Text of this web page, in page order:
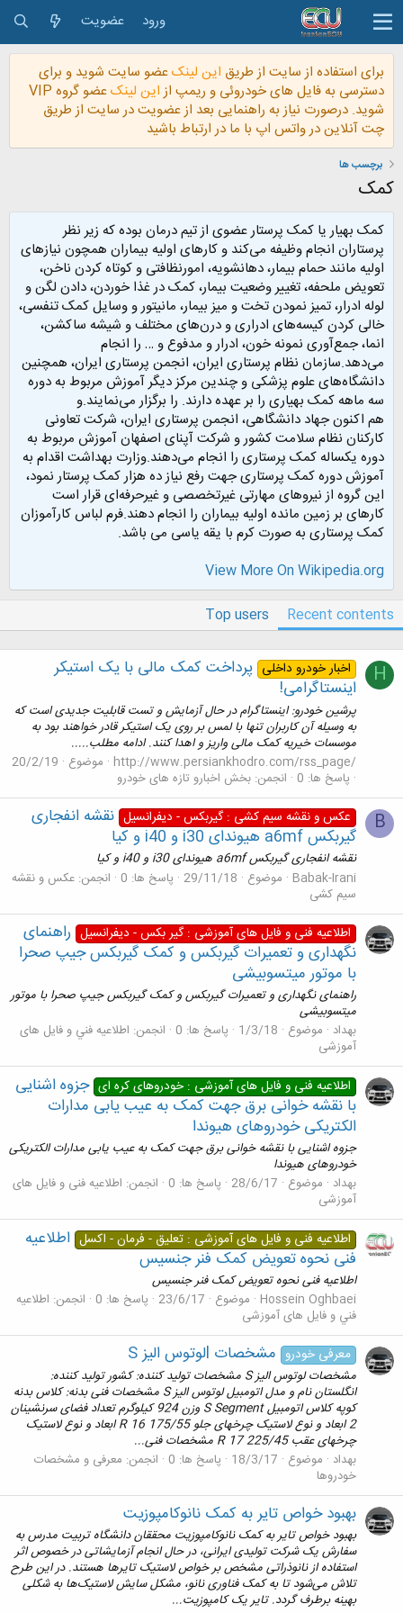
ورود عضویت
برای استفاده از سایت از طریق این لینکعضو سایت شوید و برای
دسترسی به فایل های خودروئی و ریمپ ازاین لینک
عضو گروه VIP
شوید. درصورت نیاز به راهنمایی بعد از عضویت در سایت از طریق
چت آنلاین در واتس اپ با ما در ارتباط باشید
برچسب ها
کمک
کمک بهیار یا کمک پرستار عضوی از تیم درمان بوده که زیر نظر
پرستاران انجام وظیفه می‌کند و کارهای اولیه بیماران همچون نیازهای
اولیه مانند حمام بیمار، دهانشویه، امورنظافتی و کوتاه کردن ناخن،
تعویض ملحفه، تغییر وضعیت بیمار، کمک در غذا خوردن، دادن لگن و
لوله ادرار، تمیز نمودن تخت و میز بیمار، مانیتور و وسایل کمک تنفسی،
خالی کردن کیسه‌های ادراری و درن‌های مختلف و شیشه ساکشن،
انما، جمع‌آوری نمونه خون، ادرار و مدفوع و … را انجام
می‌دهد.سازمان نظام پرستاری ایران، انجمن پرستاری ایران، همچنین
دانشگاه‌های علوم پزشکی و چندین مرکز دیگر آموزش مربوط به دوره‌
سه‌ ماهه کمک بهیاری را بر عهده دارند. را برگزار می‌نمایند.و
هم اکنون جهاد دانشگاهی، انجمن پرستاری ایران، شرکت تعاونی
کارکنان نظام سلامت کشور و شرکت آپنای اصفهان آموزش مربوط به
دوره یکساله کمک پرستاری را انجام می‌دهند.وزارت بهداشت اقدام به
آموزش دوره کمک پرستاری جهت رفع نیاز ده هزار کمک پرستار نمود،
این گروه از نیروهای مهارتی غیرتخصصی و غیرحرفه‌ای قرار است
کارهای بر زمین مانده اولیه بیماران را انجام دهند.فرم لباس کارآموزان
کمک پرستاری به صورت کرم با یقه یاسی می باشد.
View More On Wikipedia.org
Recent contents
Top users
H اخبار خودرو داخلی پرداخت کمک مالی با یک استیکر
اینستاگرامی!
پرشین خودرو: اینستاگرام در حال آزمایش و تست قابلیت جدیدی است که
به وسیله آن کاربران تنها با لمس بر روی یک استیکر قادر خواهند بود به
موسسات خیریه کمک مالی واریز و اهدا کنند. ادامه مطلب.....
http://www.persiankhodro.com/rss_page/ موضوع 20/2/19
پاسخ ها: 0
انجمن: بخش اخبارو تازه های خودرو
B عکس و نقشه سیم کشی : گیربکس - دیفرانسیل نقشه انفجاری
گیربکس a6mf هیوندای i30 و i40 و کیا
نقشه انفجاری گیربکس a6mf هیوندای i30 و i40 و کیا
Babak-Irani موضوع 29/11/18 پاسخ ها: 0 انجمن: عکس و نقشه
سيم کشی
اطلاعیه فنی و فایل های آموزشی : گیر بکس - دیفرانسیل راهنمای
نگهداری و تعمیرات گیربکس و کمک گیربکس جیپ صحرا
با موتور میتسوبیشی
راهنمای نگهداری و تعمیرات گیربکس و کمک گیربکس جیپ صحرا با موتور
میتسوبیشی
بهداد موضوع 1/3/18 پاسخ ها: 0 انجمن: اطلاعيه فني و فایل های
آموزشی
اطلاعیه فنی و فایل های آموزشی : خودروهای کره ای جزوه اشنایی
با نقشه خوانی برق جهت کمک به عیب یابی مدارات
الکتریکی خودروهای هیوندا
جزوه اشنایی با نقشه خوانی برق جهت کمک به عیب یابی مدارات الکتریکی
خودروهای هیوندا
بهداد موضوع 28/6/17 پاسخ ها: 0 انجمن: اطلاعیه فنی و فایل های
آموزشی
اطلاعیه فنی و فایل های آموزشی : تعلیق - فرمان - اکسل اطلاعیه
فنی نحوه تعویض کمک فنر جنسیس
اطلاعیه فنی نحوه تعویض کمک فنر جنسیس
Hossein Oghbaei موضوع 23/6/17 پاسخ ها: 0 انجمن: اطلاعيه
فني و فایل های آموزشی
معرفی خودرو مشخصات lلوتوس الیز S
مشخصات لوتوس الیز S مشخصات تولید کننده: کشور تولید کننده:
انگلستان نام و مدل اتومبیل لوتوس الیز S مشخصات فنی بدنه: کلاس بدنه
کوپه کلاس اتومبیل S Segment وزن 924 کیلوگرم تعداد فضای سرنشینان
2 ابعاد و نوع لاستیک چرخهای جلو 175/55 R 16 ابعاد و نوع لاستیک
چرخهای عقب 225/45 R 17 مشخصات فنی...
بهداد موضوع 18/3/17 پاسخ ها: 0 انجمن: معرفی و مشخصات
خودروها
بهبود خواص تایر به کمک نانوکامپوزیت
بهبود خواص تایر به کمک نانوکامپوزیت محققان دانشگاه تربیت مدرس به
سفارش یک شرکت تولیدی ایرانی، در حال انجام آزمایشاتی در خصوص اثر
استفاده از نانوذراتی مشخص بر خواص لاستیک تایرها هستند. در این طرح
تلاش می‌شود تا به کمک فناوری نانو، مشکل سایش لاستیک‌ها به شکلی
بهینه برطرف گردد. تایر یک کامپوزیت...